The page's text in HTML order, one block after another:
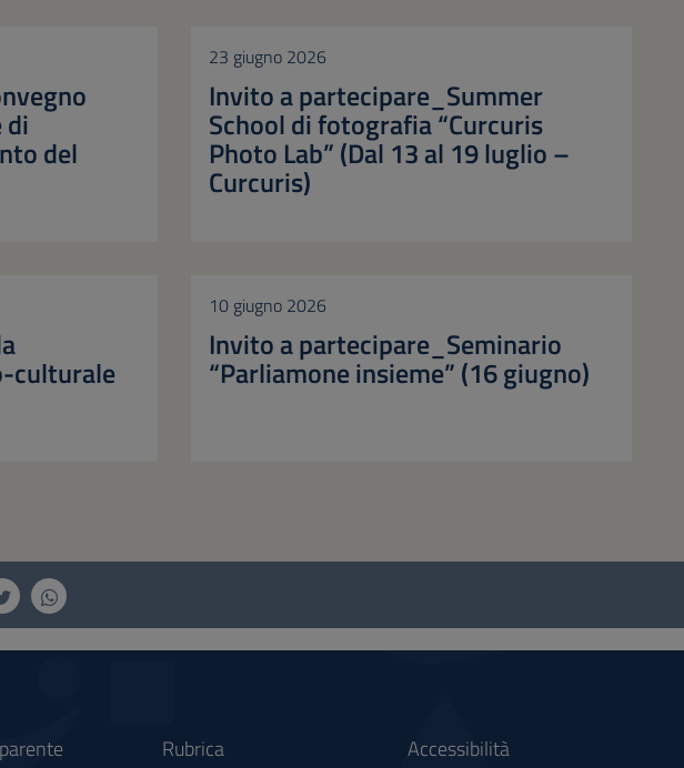
di
del
23 giugno 2026
Invito a partecipare_Summer
School di fotografia “Curcuris
Photo Lab” (Dal 13 al 19 luglio –
Curcuris)
culturale
10 giugno 2026
Invito a partecipare_Seminario
“Parliamone insieme” (16 giugno)
Rubrica Accessibilità